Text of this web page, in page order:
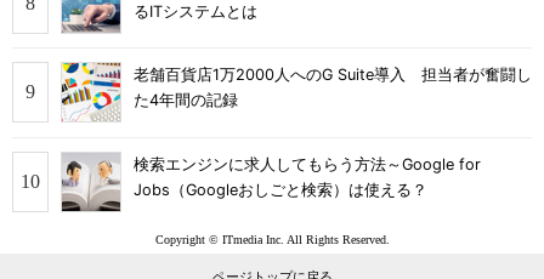
るITシステムとは
老舗百貨店1万2000人へのG Suite導入 担当者が奮闘し
た4年間の記録
検索エンジンに求人してもらう方法～Google for
Jobs（Googleおしごと検索）は使える？
Copyright © ITmedia Inc. All Rights Reserved.